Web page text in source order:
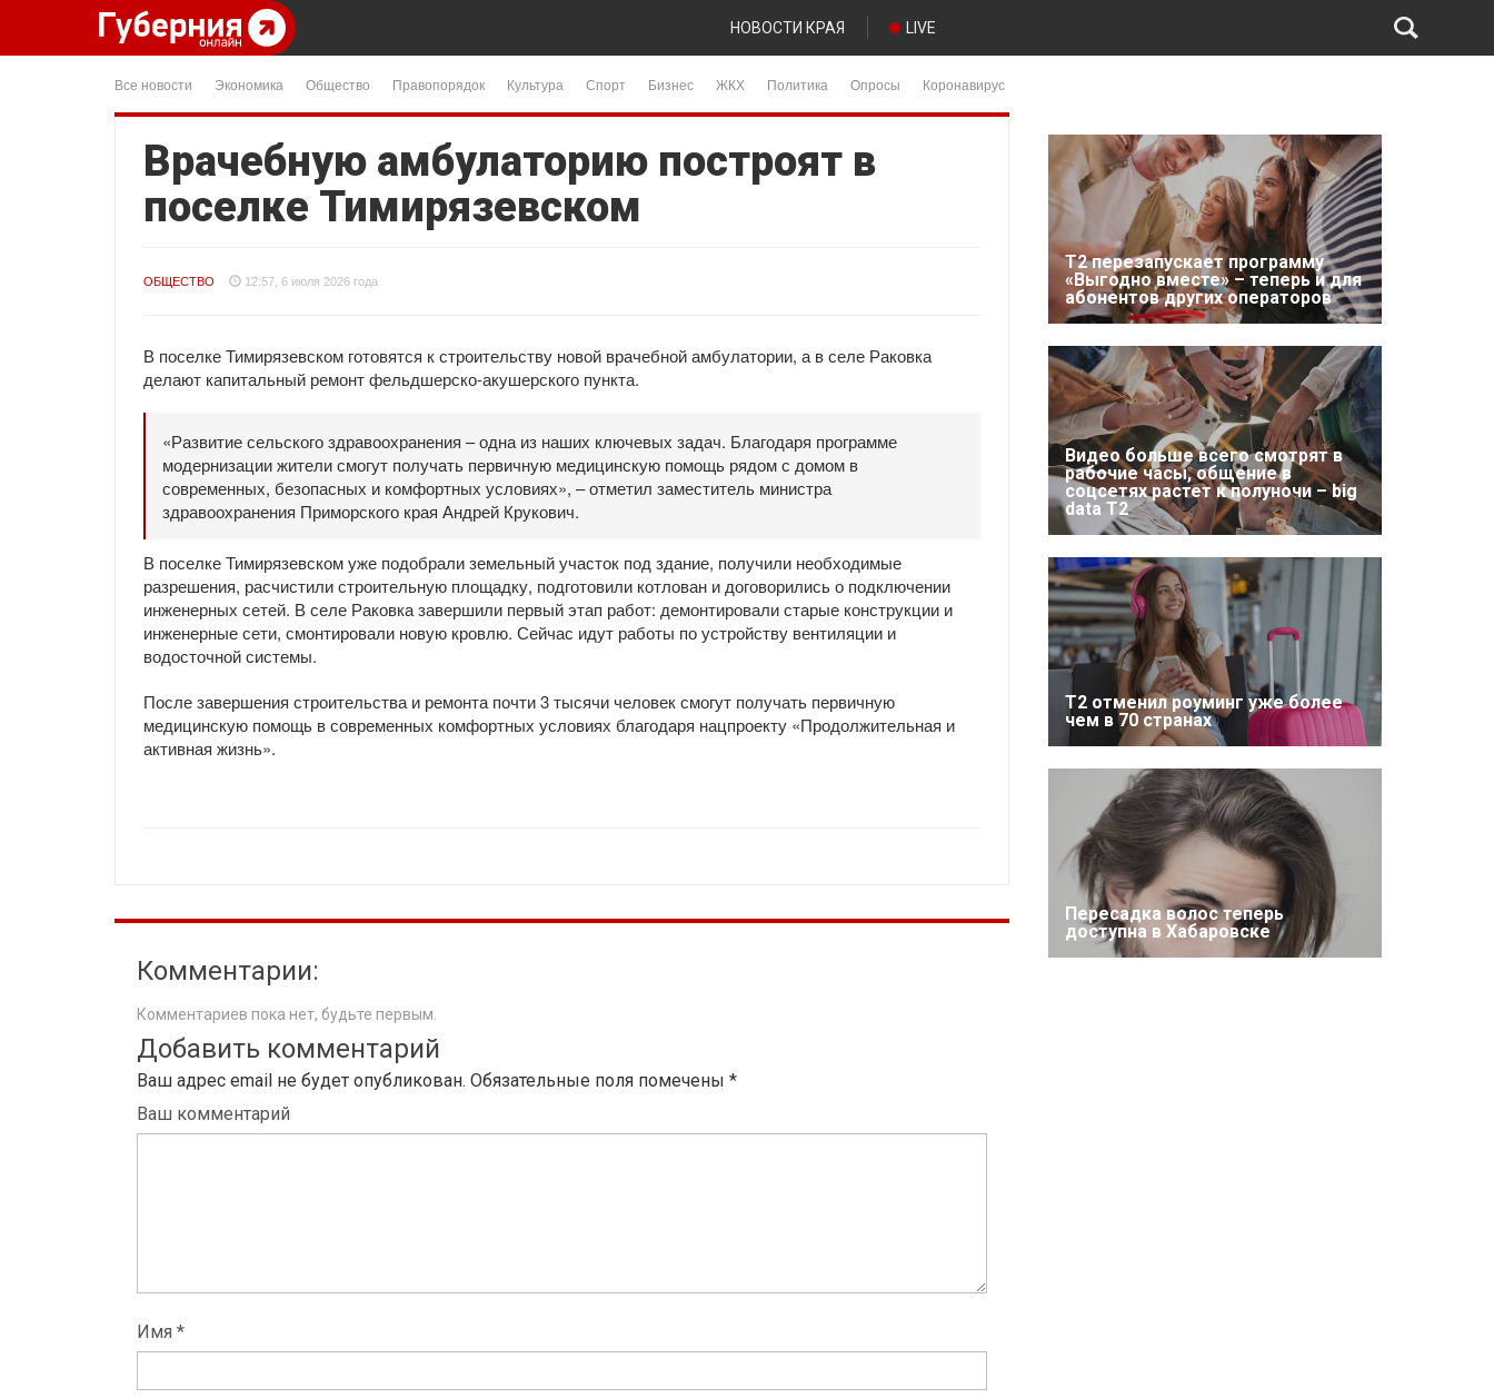
НОВОСТИ КРАЯ LIVE
Все новости Экономика Общество Правопорядок Культура Спорт Бизнес ЖКХ Политика Опросы Коронавирус
Врачебную амбулаторию построят в
поселке Тимирязевском
ОБЩЕСТВО 12:57, 6 июля 2026 года
В поселке Тимирязевском готовятся к строительству новой врачебной амбулатории, а в селе Раковка
делают капитальный ремонт фельдшерско-акушерского пункта.
«Развитие сельского здравоохранения – одна из наших ключевых задач. Благодаря программе
модернизации жители смогут получать первичную медицинскую помощь рядом с домом в
современных, безопасных и комфортных условиях», – отметил заместитель министра
здравоохранения Приморского края Андрей Крукович.
В поселке Тимирязевском уже подобрали земельный участок под здание, получили необходимые
разрешения, расчистили строительную площадку, подготовили котлован и договорились о подключении
инженерных сетей. В селе Раковка завершили первый этап работ: демонтировали старые конструкции и
инженерные сети, смонтировали новую кровлю. Сейчас идут работы по устройству вентиляции и
водосточной системы.
После завершения строительства и ремонта почти 3 тысячи человек смогут получать первичную
медицинскую помощь в современных комфортных условиях благодаря нацпроекту «Продолжительная и
активная жизнь».
Комментарии:
Комментариев пока нет, будьте первым.
Добавить комментарий
Ваш адрес email не будет опубликован. Обязательные поля помечены *
Ваш комментарий
Имя *
Т2 перезапускает программу
«Выгодно вместе» – теперь и для
абонентов других операторов
Видео больше всего смотрят в
рабочие часы, общение в
соцсетях растет к полуночи – big
data T2
Т2 отменил роуминг уже более
чем в 70 странах
Пересадка волос теперь
доступна в Хабаровске